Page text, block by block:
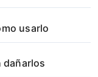
usarlo
dañarlos